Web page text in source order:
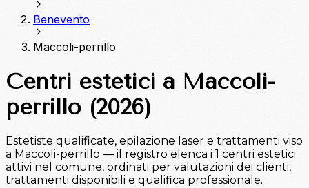
Benevento
Maccoli-perrillo
Centri estetici a Maccoli-
perrillo (2026)
Estetiste qualificate, epilazione laser e trattamenti viso
a Maccoli-perrillo — il registro elenca i 1 centri estetici
attivi nel comune, ordinati per valutazioni dei clienti,
trattamenti disponibili e qualifica professionale.